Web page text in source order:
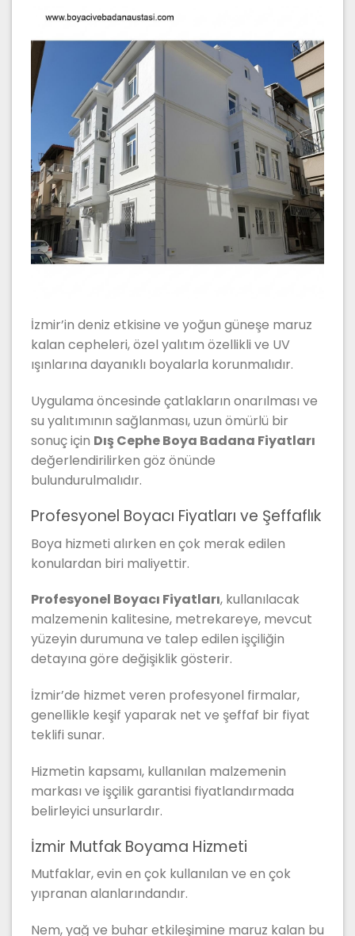
İzmir’in deniz etkisine ve yoğun güneşe maruz
kalan cepheleri, özel yalıtım özellikli ve UV
ışınlarına dayanıklı boyalarla korunmalıdır.
Uygulama öncesinde çatlakların onarılması ve
su yalıtımının sağlanması, uzun ömürlü bir
sonuç için Dış Cephe Boya Badana Fiyatları
değerlendirilirken göz önünde
bulundurulmalıdır.
Profesyonel Boyacı Fiyatları ve Şeffaflık
Boya hizmeti alırken en çok merak edilen
konulardan biri maliyettir.
Profesyonel Boyacı Fiyatları, kullanılacak
malzemenin kalitesine, metrekareye, mevcut
yüzeyin durumuna ve talep edilen işçiliğin
detayına göre değişiklik gösterir.
İzmir’de hizmet veren profesyonel firmalar,
genellikle keşif yaparak net ve şeffaf bir fiyat
teklifi sunar.
Hizmetin kapsamı, kullanılan malzemenin
markası ve işçilik garantisi fiyatlandırmada
belirleyici unsurlardır.
İzmir Mutfak Boyama Hizmeti
Mutfaklar, evin en çok kullanılan ve en çok
yıpranan alanlarındandır.
Nem, yağ ve buhar etkileşimine maruz kalan bu